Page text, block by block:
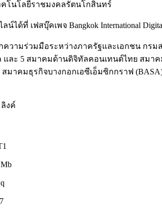
โนโลยีราชมงคลรัตนโกสินทร์
ที่ เฟสบุ๊คเพจ Bangkok International Digital
กความร่วมมือระหว่างภาครัฐและเอกชน ก
และ 5 สมาคมด้านดิจิทัลคอนเทนต์ไทย สม
สมาคมธุรกิจบางกอกเอซีเอ็มซิกกราฟ
งค์